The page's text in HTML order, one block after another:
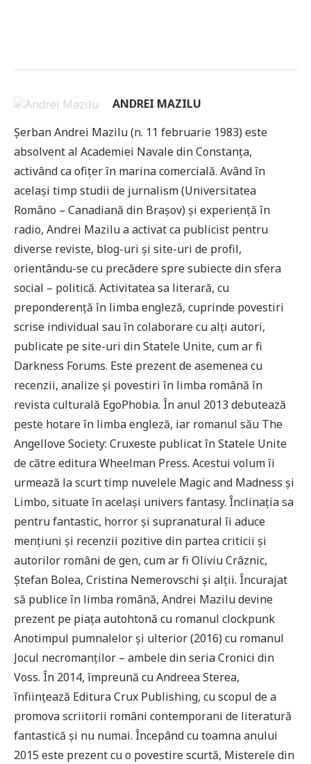
ANDREI MAZILU
Șerban Andrei Mazilu (n. 11 februarie 1983) este
absolvent al Academiei Navale din Constanța,
activând ca ofițer în marina comercială. Având în
același timp studii de jurnalism (Universitatea
Româno – Canadiană din Brașov) și experiență în
radio, Andrei Mazilu a activat ca publicist pentru
diverse reviste, blog-uri și site-uri de profil,
orientându-se cu precădere spre subiecte din sfera
social – politică. Activitatea sa literară, cu
preponderență în limba engleză, cuprinde povestiri
scrise individual sau în colaborare cu alți autori,
publicate pe site-uri din Statele Unite, cum ar fi
Darkness Forums. Este prezent de asemenea cu
recenzii, analize și povestiri în limba română în
revista culturală EgoPhobia. În anul 2013 debutează
peste hotare în limba engleză, iar romanul său The
Angellove Society: Cruxeste publicat în Statele Unite
de către editura Wheelman Press. Acestui volum îi
urmează la scurt timp nuvelele Magic and Madness și
Limbo, situate în același univers fantasy. Înclinația sa
pentru fantastic, horror și supranatural îi aduce
mențiuni și recenzii pozitive din partea criticii și
autorilor români de gen, cum ar fi Oliviu Crâznic,
Ștefan Bolea, Cristina Nemerovschi și alții. Încurajat
să publice în limba română, Andrei Mazilu devine
prezent pe piața autohtonă cu romanul clockpunk
Anotimpul pumnalelor și ulterior (2016) cu romanul
Jocul necromanților – ambele din seria Cronici din
Voss. În 2014, împreună cu Andreea Sterea,
înființează Editura Crux Publishing, cu scopul de a
promova scriitorii români contemporani de literatură
fantastică și nu numai. Începând cu toamna anului
2015 este prezent cu o povestire scurtă, Misterele din